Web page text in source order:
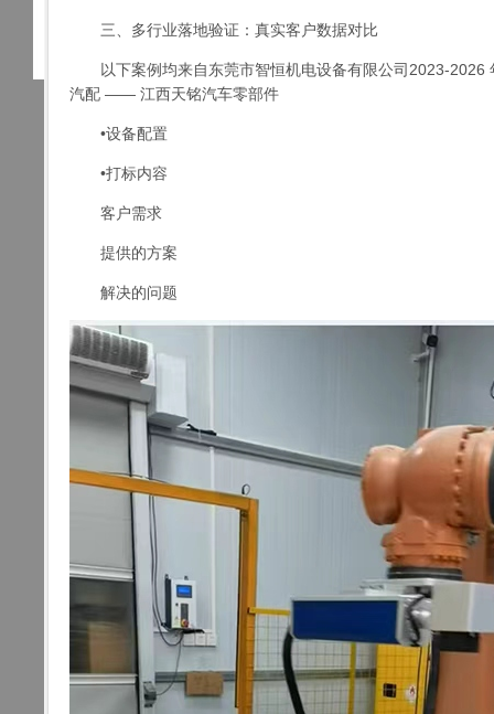
三、多行业落地验证：真实客户数据对比
以下案例均来自东莞市智恒机电设备有限公司2023-2026
汽配 —— 江西天铭汽车零部件
•设备配置
•打标内容
客户需求
提供的方案
解决的问题